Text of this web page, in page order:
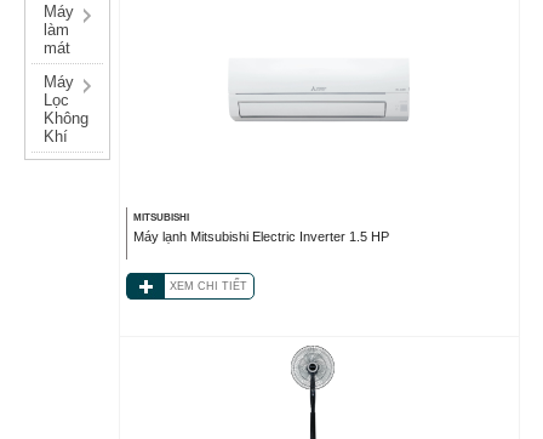
Máy
làm
mát
Máy
Lọc
Không
Khí
MITSUBISHI
Máy lạnh Mitsubishi Electric Inverter 1.5 HP
XEM CHI TIẾT